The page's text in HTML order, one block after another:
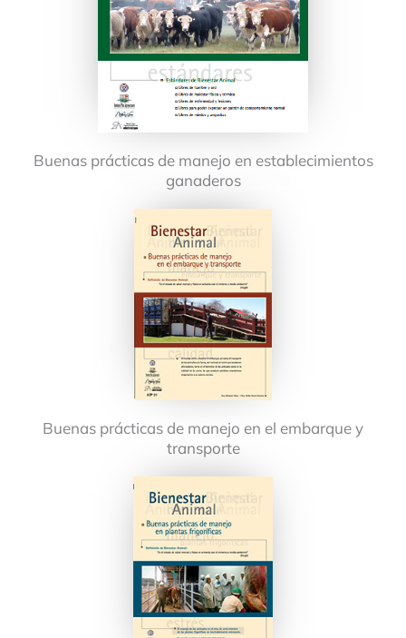
Buenas prácticas de manejo en establecimientos
ganaderos
Buenas prácticas de manejo en el embarque y
transporte